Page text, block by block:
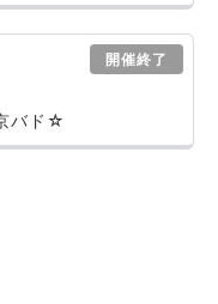
開催終了
バド☆